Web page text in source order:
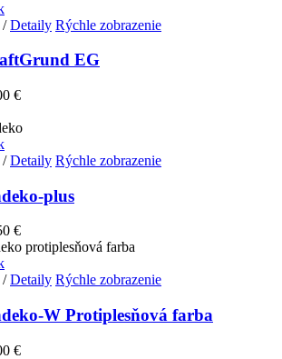
/ Detaily Rýchle zobrazenie
EG
€
/ Detaily Rýchle zobrazenie
plus
€
/ Detaily Rýchle zobrazenie
W Protiplesňová farba
€